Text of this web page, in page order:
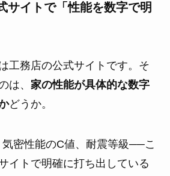
イトで「性能を数字で明
工務店の公式サイトです。そ
は、 家の性能が具体的な数字
どうか。
密性能のC値、耐震等級──こ
イトで明確に打ち出している